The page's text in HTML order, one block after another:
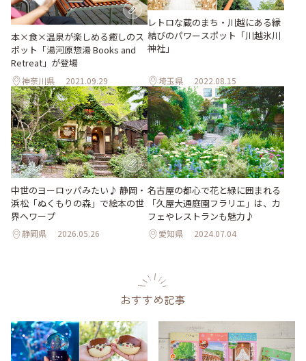
本×食×温泉が楽しめる癒しのス
ポット「湯河原惣湯 Books and
Retreat」が登場
神奈川県 2021.09.29
レトロな蔵のまち・川越にある縁
結びのパワースポット「川越氷川
神社」
埼玉県 2022.08.15
中世のヨーロッパみたい♪ 静岡・
浜松「ぬくもりの森」で絵本の世
界へワープ
静岡県 2026.05.26
名古屋の都心で花と緑に囲まれる
「久屋大通庭園フラリエ」は、カ
フェやレストランも魅力♪
愛知県 2024.07.04
おすすめ記事